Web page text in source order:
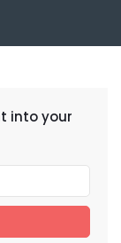
into your